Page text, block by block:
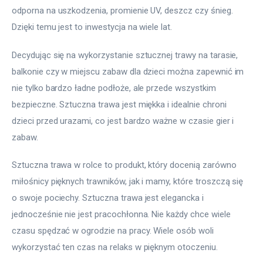
odporna na uszkodzenia, promienie UV, deszcz czy śnieg.
Dzięki temu jest to inwestycja na wiele lat.
Decydując się na wykorzystanie sztucznej trawy na tarasie,
balkonie czy w miejscu zabaw dla dzieci można zapewnić im
nie tylko bardzo ładne podłoże, ale przede wszystkim
bezpieczne. Sztuczna trawa jest miękka i idealnie chroni
dzieci przed urazami, co jest bardzo ważne w czasie gier i
zabaw.
Sztuczna trawa w rolce to produkt, który docenią zarówno
miłośnicy pięknych trawników, jak i mamy, które troszczą się
o swoje pociechy. Sztuczna trawa jest elegancka i
jednocześnie nie jest pracochłonna. Nie każdy chce wiele
czasu spędzać w ogrodzie na pracy. Wiele osób woli
wykorzystać ten czas na relaks w pięknym otoczeniu.